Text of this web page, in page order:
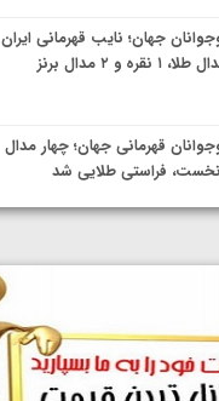
جهان؛ نایب قهرمانی ایران
قهرمانی جهان؛ چهار مدال
فراستی طلایی شد
جهان؛ رقبای نمایندگان
شدند